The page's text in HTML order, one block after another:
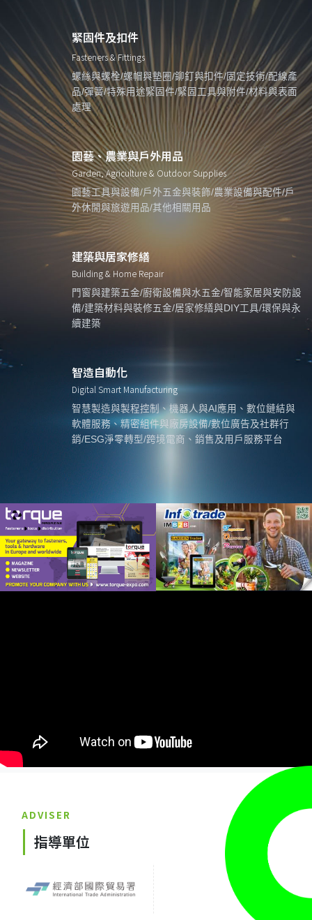
緊固件及扣件
Fasteners & Fittings
螺絲與螺栓/螺帽與墊圈/鉚釘與扣件/固定技術/配線產
品/彈簧/特殊用途緊固件/緊固工具與附件/材料與表面
處理
園藝、農業與戶外用品
Garden, Agriculture & Outdoor Supplies
園藝工具與設備/戶外五金與裝飾/農業設備與配件/戶
外休閒與旅遊用品/其他相關用品
建築與居家修繕
Building & Home Repair
門窗與建築五金/廚衛設備與水五金/智能家居與安防設
備/建築材料與裝修五金/居家修繕與DIY工具/環保與永
續建築
智造自動化
Digital Smart Manufacturing
智慧製造與製程控制、機器人與AI應用、數位鏈結與
軟體服務、精密組件與廠房設備/數位廣告及社群行
銷/ESG淨零轉型/跨境電商、銷售及用戶服務平台
ADVISER
指導單位